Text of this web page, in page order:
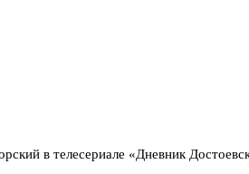
в телесериале «Дневник